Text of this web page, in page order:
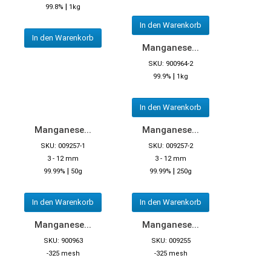
99.8% | 1kg
In den Warenkorb
In den Warenkorb
Manganese...
SKU: 900964-2
99.9% | 1kg
In den Warenkorb
Manganese...
SKU: 009257-1
3 - 12 mm
99.99% | 50g
In den Warenkorb
Manganese...
SKU: 009257-2
3 - 12 mm
99.99% | 250g
In den Warenkorb
Manganese...
SKU: 900963
-325 mesh
Manganese...
SKU: 009255
-325 mesh